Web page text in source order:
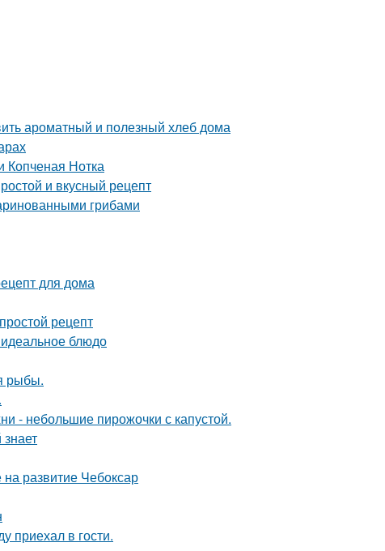
ароматный и полезный хлеб дома
Копченая Нотка
и вкусный рецепт
грибами
для дома
рецепт
блюдо
рыбы.
- небольшие пирожочки с капустой.
развитие Чебоксар
приехал в гости.